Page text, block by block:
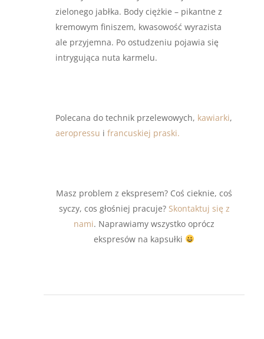
zielonego jabłka. Body ciężkie – pikantne z
kremowym finiszem, kwasowość wyrazista
ale przyjemna. Po ostudzeniu pojawia się
intrygująca nuta karmelu.
Polecana do technik przelewowych, kawiarki,
aeropressu i francuskiej praski.
Masz problem z ekspresem? Coś cieknie, coś
syczy, cos głośniej pracuje?Skontaktuj się z
nami. Naprawiamy wszystko oprócz
ekspresów na kapsułki